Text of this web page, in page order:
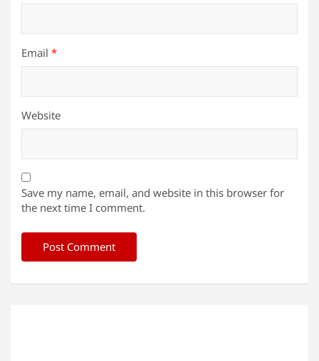
Email *
Website
Save my name, email, and website in this browser for
the next time I comment.